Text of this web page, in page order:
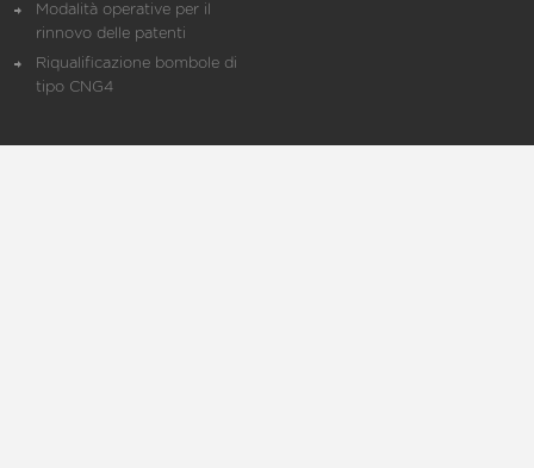
Modalità operative per il
rinnovo delle patenti
Riqualificazione bombole di
tipo CNG4